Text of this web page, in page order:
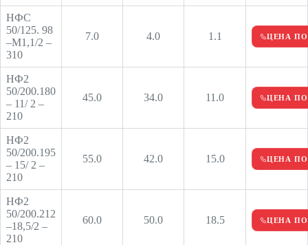
НФС
50/125. 98
–М1,1/2 –
310
7.0 4.0 1.1 ЦЕНА
НФ2
50/200.180
– 11/ 2 –
210
45.0 34.0 11.0 ЦЕНА
НФ2
50/200.195
– 15/ 2 –
210
55.0 42.0 15.0 ЦЕНА
НФ2
50/200.212
–18,5/2 –
210
60.0 50.0 18.5 ЦЕНА